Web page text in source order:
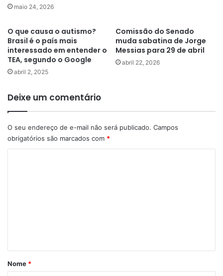
maio 24, 2026
O que causa o autismo?
Brasil é o país mais
interessado em entender o
TEA, segundo o Google
abril 2, 2025
Comissão do Senado
muda sabatina de Jorge
Messias para 29 de abril
abril 22, 2026
Deixe um comentário
O seu endereço de e-mail não será publicado. Campos
obrigatórios são marcados com *
rNome *